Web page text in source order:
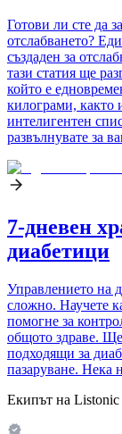
Готови ли сте да
отслабването?
създаден за
тази статия ще
който е
килограми, както
интелигентен
развълнувате за
7-дневен
диабетици
Управлението на
сложно. Научете
помогне за
общото здраве.
подходящи за
пазаруване. Нека
Екипът на Listonic